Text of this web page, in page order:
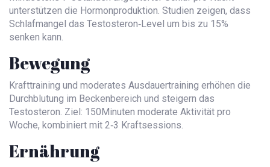
unterstützen die Hormonproduktion. Studien zeigen, dass
Schlafmangel das Testosteron‑Level um bis zu 15%
senken kann.
Bewegung
Krafttraining und moderates Ausdauertraining erhöhen die
Durchblutung im Beckenbereich und steigern das
Testosteron. Ziel: 150Minuten moderate Aktivität pro
Woche, kombiniert mit 2‑3 Kraftsessions.
Ernährung